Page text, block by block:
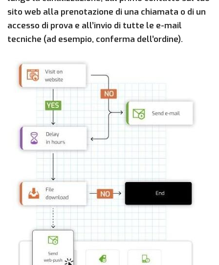
sito web alla prenotazione di una chiamata o di un
accesso di prova e all’invio di tutte le e-mail
tecniche (ad esempio, conferma dell’ordine).